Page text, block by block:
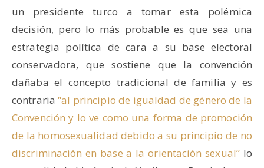
un presidente turco a tomar esta polémica
decisión, pero lo más probable es que sea una
estrategia política de cara a su base electoral
conservadora, que sostiene que la convención
dañaba el concepto tradicional de familia y es
contraria“al principio de igualdad de género de la
Convención y lo ve como una forma de promoción
de la homosexualidad debido a su principio de no
discriminación en base a la orientación sexual”lo